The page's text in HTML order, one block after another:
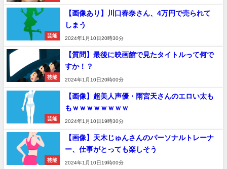
芸能
【画像あり】川口春奈さん、4万円で売られて
しまう
2024年1月10日20時30分
芸能
【質問】最後に映画館で見たタイトルって何で
すか！？
2024年1月10日20時00分
芸能
【画像】超美人声優・雨宮天さんのエロい太も
もｗｗｗｗｗｗｗｗ
2024年1月10日19時30分
芸能
【画像】天木じゅんさんのパーソナルトレーナ
ー、仕事がとっても楽しそう
2024年1月10日19時00分